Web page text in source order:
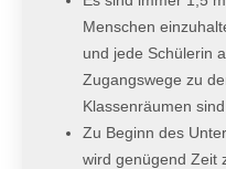
Menschen
und jede Schülerin
Zugangswege zu
Klassenräumen
Zu Beginn des
wird genügend Zeit